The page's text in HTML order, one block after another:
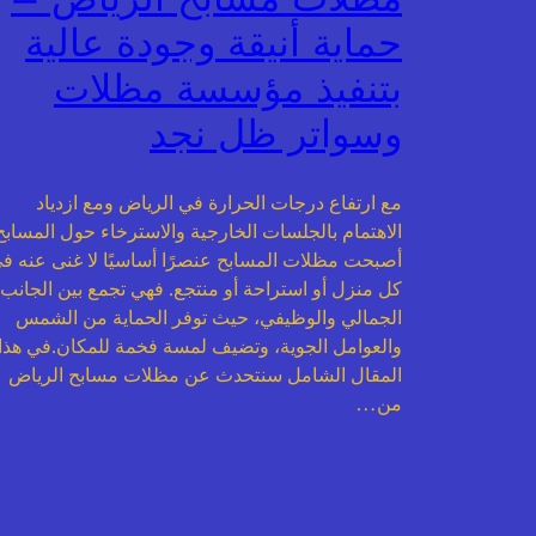
حماية أنيقة وجودة عالية
بتنفيذ مؤسسة مظلات
وسواتر ظل نجد
مع ارتفاع درجات الحرارة في الرياض ومع ازدياد
الاهتمام بالجلسات الخارجية والاسترخاء حول
أصبحت مظلات المسابح عنصرًا أساسيًا لا غنى عنه
كل منزل أو استراحة أو منتجع. فهي تجمع بين الجانب
الجمالي والوظيفي، حيث توفر الحماية من الشمس
والعوامل الجوية، وتضيف لمسة فخمة للمكان.في
المقال الشامل سنتحدث عن مظلات مسابح الرياض
من…